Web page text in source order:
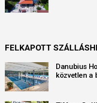
FELKAPOTT
Danubius
közvetlen a